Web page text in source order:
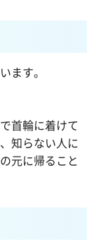
ます。
首輪に着けて
知らない人に
元に帰ること